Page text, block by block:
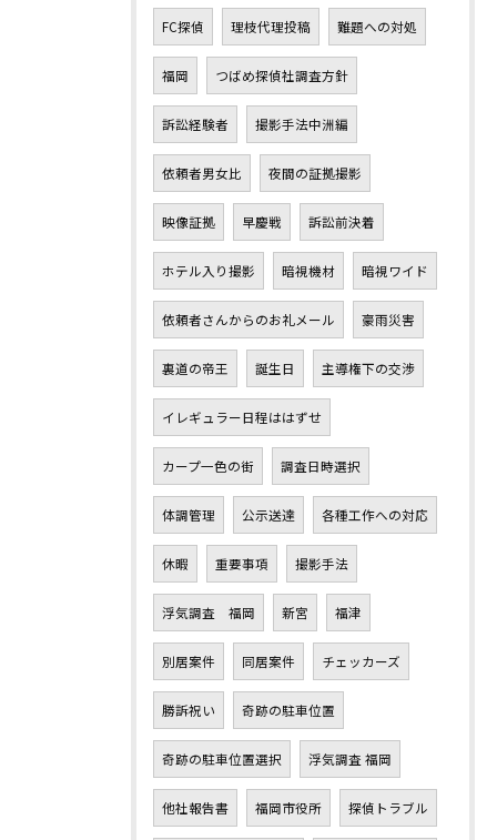
FC探偵 理枝代理投稿 難題への対処
福岡 つばめ探偵社調査方針
訴訟経験者 撮影手法中洲編
依頼者男女比 夜間の証拠撮影
映像証拠 早慶戦 訴訟前決着
ホテル入り撮影 暗視機材 暗視ワイド
依頼者さんからのお礼メール 豪雨災害
裏道の帝王 誕生日 主導権下の交渉
イレギュラー日程ははずせ
カープ一色の街 調査日時選択
体調管理 公示送達 各種工作への対応
休暇 重要事項 撮影手法
浮気調査 福岡 新宮 福津
別居案件 同居案件 チェッカーズ
勝訴祝い 奇跡の駐車位置
奇跡の駐車位置選択 浮気調査 福岡
他社報告書 福岡市役所 探偵トラブル